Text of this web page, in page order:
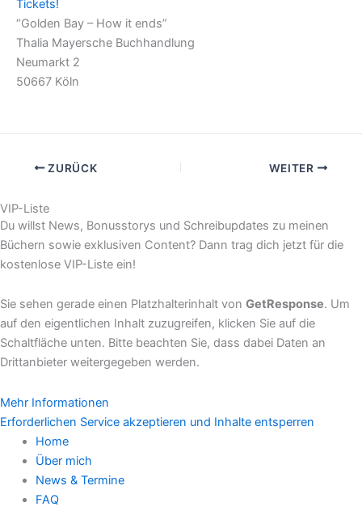
Tickets!
“Golden Bay – How it ends”
Thalia Mayersche Buchhandlung
Neumarkt 2
50667 Köln
ZURÜCK WEITER
VIP-Liste
Du willst News, Bonusstorys und Schreibupdates zu meinen
Büchern sowie exklusiven Content? Dann trag dich jetzt für die
kostenlose VIP-Liste ein!
Sie sehen gerade einen Platzhalterinhalt von GetResponse. Um
auf den eigentlichen Inhalt zuzugreifen, klicken Sie auf die
Schaltfläche unten. Bitte beachten Sie, dass dabei Daten an
Drittanbieter weitergegeben werden.
Mehr Informationen
Erforderlichen Service akzeptieren und Inhalte entsperren
Home
Über mich
News & Termine
FAQ